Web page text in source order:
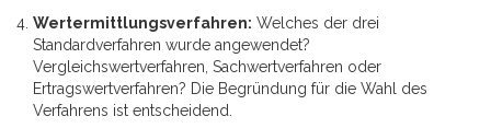
Wertermittlungsverfahren: Welches der drei
Standardverfahren wurde angewendet?
Vergleichswertverfahren, Sachwertverfahren oder
Ertragswertverfahren? Die Begründung für die Wahl des
Verfahrens ist entscheidend.